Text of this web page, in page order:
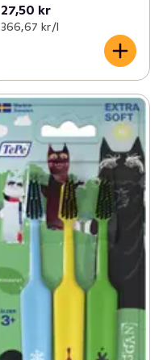
27,50 kr
366,67 kr /l